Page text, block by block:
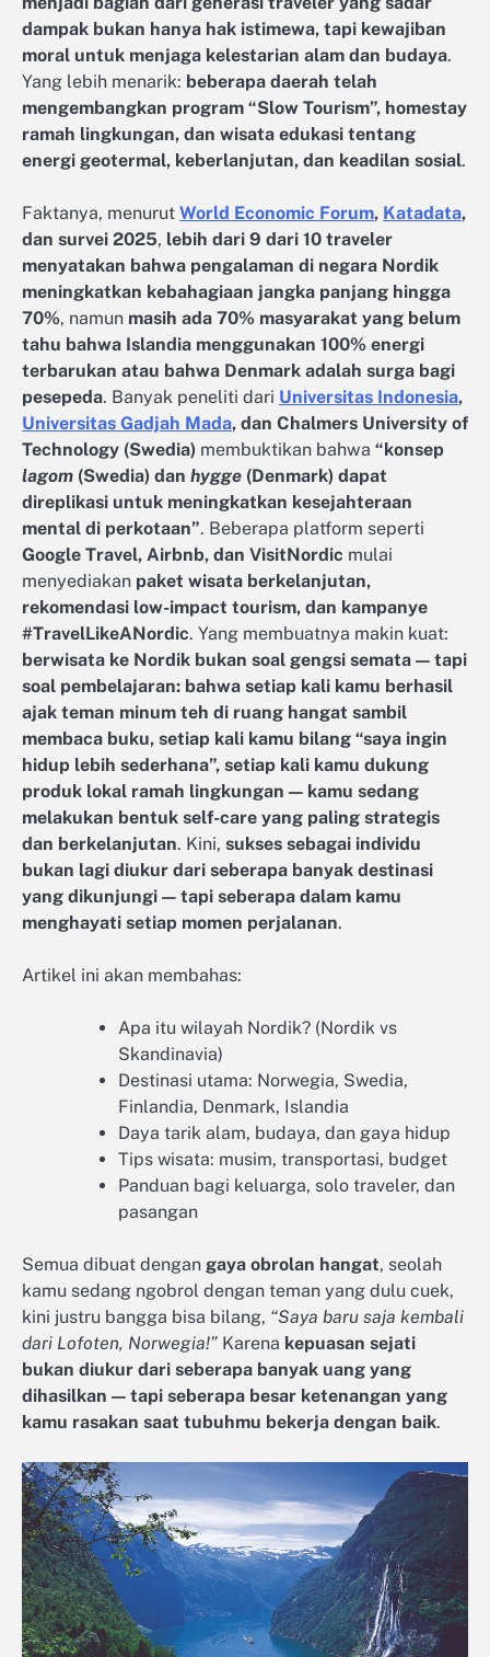
dampak bukan hanya hak istimewa, tapi kewajiban
moral untuk menjaga kelestarian alam dan budaya.
Yang lebih menarik: beberapa daerah telah
mengembangkan program “Slow Tourism”, homestay
ramah lingkungan, dan wisata edukasi tentang
energi geotermal, keberlanjutan, dan keadilan sosial.
Faktanya, menurut World Economic Forum, Katadata,
dan survei 2025, lebih dari 9 dari 10 traveler
menyatakan bahwa pengalaman di negara Nordik
meningkatkan kebahagiaan jangka panjang hingga
70%, namun masih ada 70% masyarakat yang belum
tahu bahwa Islandia menggunakan 100% energi
terbarukan atau bahwa Denmark adalah surga bagi
pesepeda. Banyak peneliti dari Universitas Indonesia,
Universitas Gadjah Mada, dan Chalmers University of
Technology (Swedia) membuktikan bahwa “konsep
lagom (Swedia) dan hygge (Denmark) dapat
direplikasi untuk meningkatkan kesejahteraan
mental di perkotaan”. Beberapa platform seperti
Google Travel, Airbnb, dan VisitNordic mulai
menyediakan paket wisata berkelanjutan,
rekomendasi low-impact tourism, dan kampanye
#TravelLikeANordic. Yang membuatnya makin kuat:
berwisata ke Nordik bukan soal gengsi semata — tapi
soal pembelajaran: bahwa setiap kali kamu berhasil
ajak teman minum teh di ruang hangat sambil
membaca buku, setiap kali kamu bilang “saya ingin
hidup lebih sederhana”, setiap kali kamu dukung
produk lokal ramah lingkungan — kamu sedang
melakukan bentuk self-care yang paling strategis
dan berkelanjutan. Kini, sukses sebagai individu
bukan lagi diukur dari seberapa banyak destinasi
yang dikunjungi — tapi seberapa dalam kamu
menghayati setiap momen perjalanan.
Artikel ini akan membahas:
Apa itu wilayah Nordik? (Nordik vs
Skandinavia)
Destinasi utama: Norwegia, Swedia,
Finlandia, Denmark, Islandia
Daya tarik alam, budaya, dan gaya hidup
Tips wisata: musim, transportasi, budget
Panduan bagi keluarga, solo traveler, dan
pasangan
Semua dibuat dengan gaya obrolan hangat, seolah
kamu sedang ngobrol dengan teman yang dulu cuek,
kini justru bangga bisa bilang, “Saya baru saja kembali
dari Lofoten, Norwegia!” Karena kepuasan sejati
bukan diukur dari seberapa banyak uang yang
dihasilkan — tapi seberapa besar ketenangan yang
kamu rasakan saat tubuhmu bekerja dengan baik.